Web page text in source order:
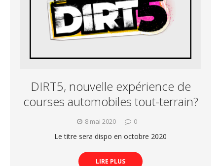
DIRT5, nouvelle expérience de
courses automobiles tout-terrain?
8 mai 2020 0
Le titre sera dispo en octobre 2020
LIRE PLUS